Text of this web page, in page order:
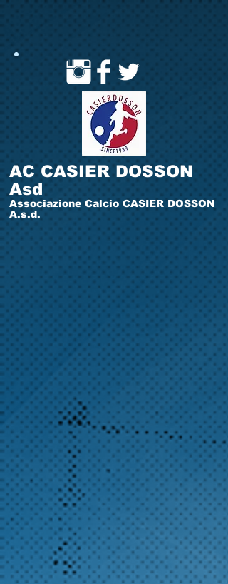
AC CASIER DOSSON
Asd
Associazione Calcio CASIER DOSSON
A.s.d.